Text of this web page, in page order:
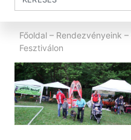
Főoldal – Rendezvényeink –
Fesztiválon